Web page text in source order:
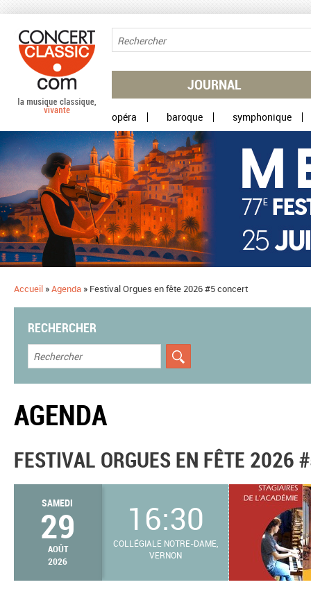
JOURNAL
opéra baroque symphonique
Accueil »Agenda » Festival Orgues en fête 2026 #5 concert
RECHERCHER
AGENDA
FESTIVAL ORGUES EN FÊTE 2026
SAMEDI
29
AOÛT
2026
16:30
COLLÉGIALE NOTRE-DAME,
VERNON